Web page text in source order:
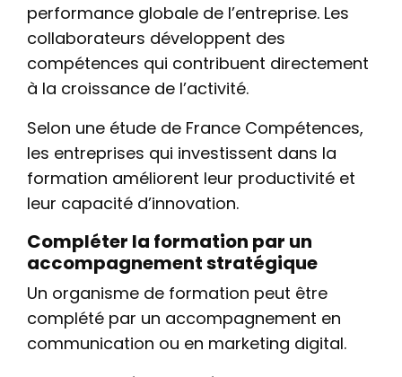
performance globale de l’entreprise. Les
collaborateurs développent des
compétences qui contribuent directement
à la croissance de l’activité.
Selon une étude de France Compétences,
les entreprises qui investissent dans la
formation améliorent leur productivité et
leur capacité d’innovation.
Compléter la formation par un
accompagnement stratégique
Un organisme de formation peut être
complété par un accompagnement en
communication ou en marketing digital.